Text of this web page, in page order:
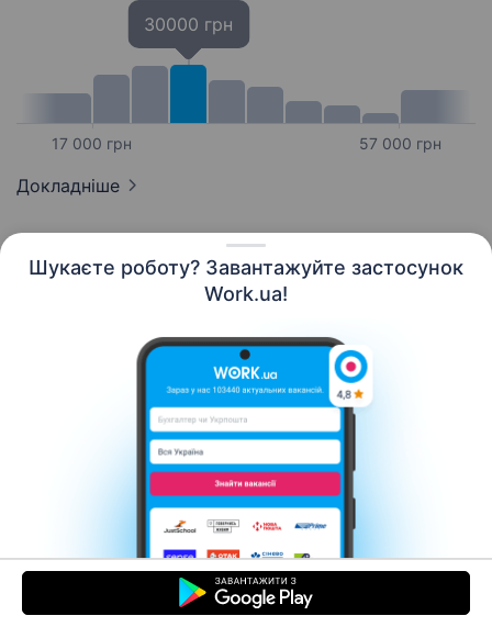
Шукаєте роботу? Завантажуйте застосунок
Work.ua!
17 000 грн
30000 грн
57 000 грн
Докладніше
Контакти Про нас
Кар’єра
Допомога Умови використання